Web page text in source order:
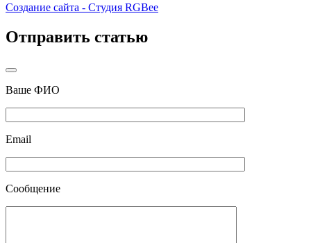
Создание сайта - Студия RGBee
Отправить статью
Ваше ФИО
Email
Сообщение